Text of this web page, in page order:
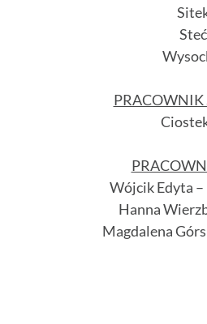
PRACOWNIK
Wójcik Edyta
Hanna
Magdalena